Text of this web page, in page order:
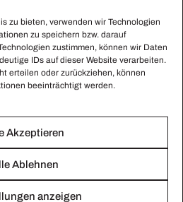
zu bieten, verwenden wir Technologien
zu speichern bzw. darauf
zustimmen, können wir Daten
IDs auf dieser Website verarbeiten.
erteilen oder zurückziehen, können
beeinträchtigt werden.
Akzeptieren
Ablehnen
anzeigen